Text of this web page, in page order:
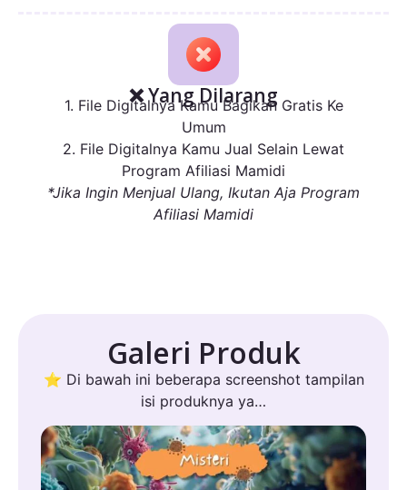
❌ Yang Dilarang
1. File Digitalnya Kamu Bagikan Gratis Ke
Umum
2. File Digitalnya Kamu Jual Selain Lewat
Program Afiliasi Mamidi
*Jika Ingin Menjual Ulang, Ikutan Aja Program
Afiliasi Mamidi
Galeri Produk
⭐ Di bawah ini beberapa screenshot tampilan
isi produknya ya…